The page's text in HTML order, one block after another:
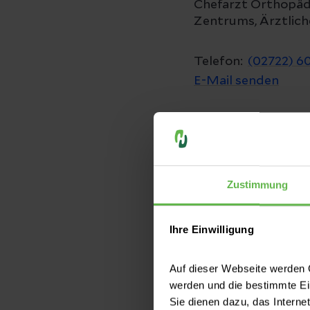
Zustimmung
Ihre Einwilligung
Auf dieser Webseite
werden und die bestimmte
Sie dienen dazu, das
Chefarzt
Zentrums,
Telefon: (02722)
E-Mail senden
Die
verantwortlich für
der neuesten